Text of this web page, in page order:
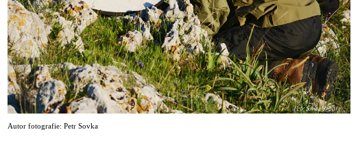
Autor fotografie: Petr Sovka